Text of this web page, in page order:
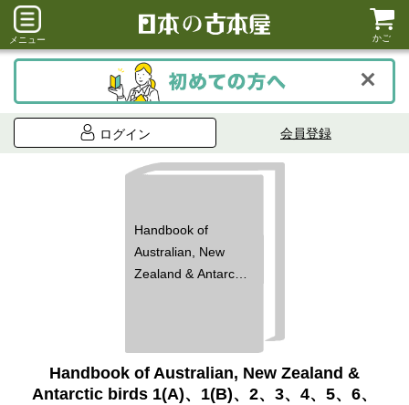
メニュー かご
ログイン 会員登録
Handbook of
Australian, New
Zealand & Antarctic
Handbook of Australian, New Zealand &
Antarctic birds 1(A)、1(B)、2、3、4、5、6、